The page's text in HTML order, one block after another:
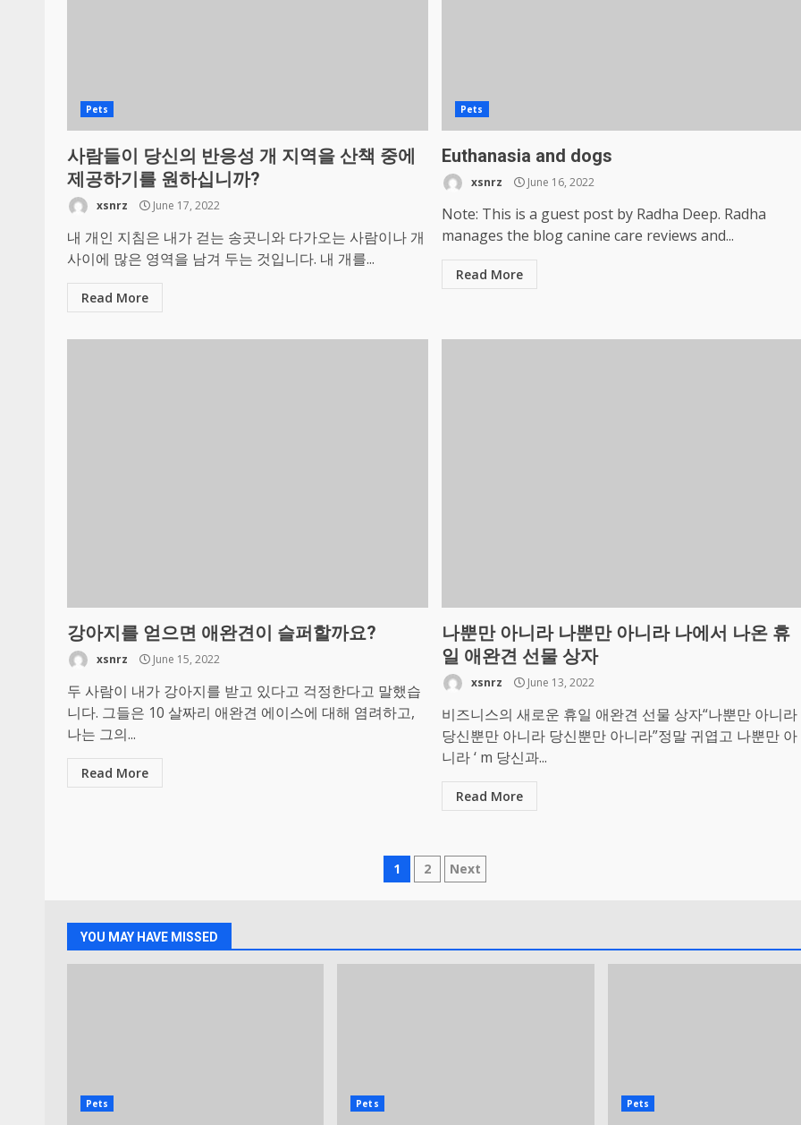
Pets
사람들이 당신의 반응성 개 지역을 산책 중에
제공하기를 원하십니까?
xsnrz June 17, 2022
내 개인 지침은 내가 걷는 송곳니와 다가오는 사람이나 개
사이에 많은 영역을 남겨 두는 것입니다. 내 개를...
Read More
Pets
Euthanasia and dogs
xsnrz June 16, 2022
Note: This is a guest post by Radha Deep. Radha
manages the blog canine care reviews and...
Read More
강아지를 얻으면 애완견이 슬퍼할까요?
xsnrz June 15, 2022
두 사람이 내가 강아지를 받고 있다고 걱정한다고 말했습
니다. 그들은 10 살짜리 애완견 에이스에 대해 염려하고, ​​
나는 그의...
Read More
나뿐만 아니라 나뿐만 아니라 나에서 나온 휴
일 애완견 선물 상자
xsnrz June 13, 2022
비즈니스의 새로운 휴일 애완견 선물 상자“나뿐만 아니라
당신뿐만 아니라 당신뿐만 아니라”정말 귀엽고 나뿐만 아
니라 ‘ m 당신과...
Read More
Posts
1 2 Next
YOU MAY HAVE MISSED
Pets Pets Pets